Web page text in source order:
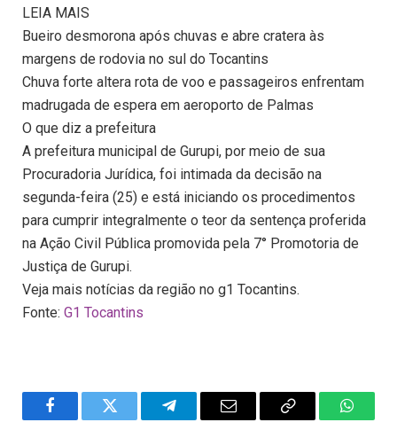
LEIA MAIS
Bueiro desmorona após chuvas e abre cratera às
margens de rodovia no sul do Tocantins
Chuva forte altera rota de voo e passageiros enfrentam
madrugada de espera em aeroporto de Palmas
O que diz a prefeitura
A prefeitura municipal de Gurupi, por meio de sua
Procuradoria Jurídica, foi intimada da decisão na
segunda-feira (25) e está iniciando os procedimentos
para cumprir integralmente o teor da sentença proferida
na Ação Civil Pública promovida pela 7° Promotoria de
Justiça de Gurupi.
Veja mais notícias da região no g1 Tocantins.
Fonte: G1 Tocantins
FacebookTwitter TelegramEmail Copy